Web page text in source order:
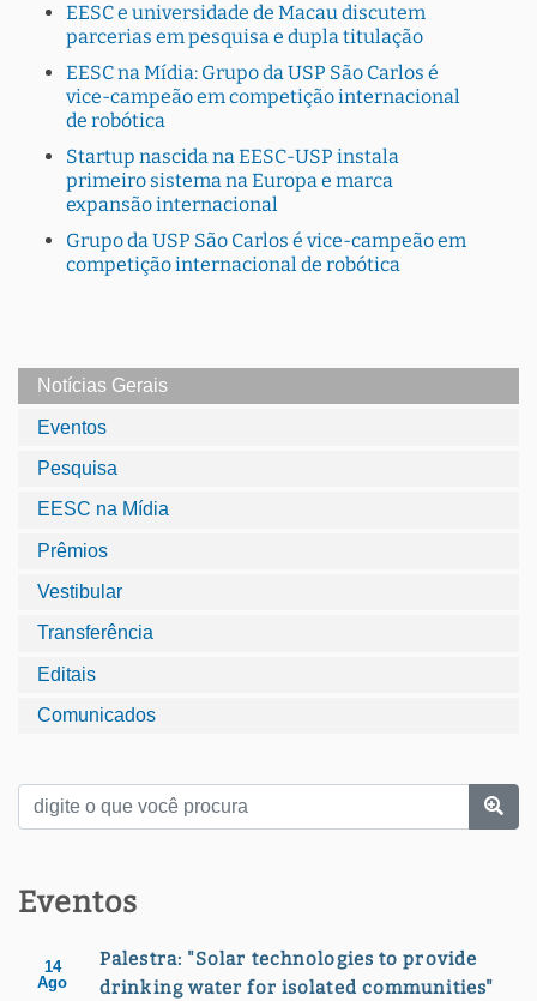
EESC e universidade de Macau discutem
parcerias em pesquisa e dupla titulação
EESC na Mídia: Grupo da USP São Carlos é
vice-campeão em competição internacional
de robótica
Startup nascida na EESC-USP instala
primeiro sistema na Europa e marca
expansão internacional
Grupo da USP São Carlos é vice-campeão em
competição internacional de robótica
Notícias Gerais
Eventos
Pesquisa
EESC na Mídia
Prêmios
Vestibular
Transferência
Editais
Comunicados
Eventos
14
Ago
Palestra: "Solar technologies to provide
drinking water for isolated communities"